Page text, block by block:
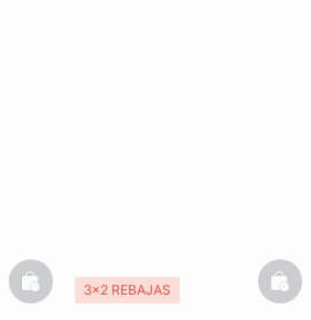
basketfull3x2 REBAJAS